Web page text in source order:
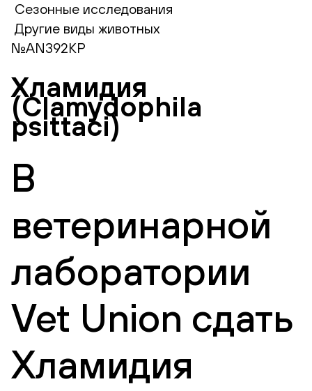
Сезонные исследования
Другие виды животных
№AN392КР
Хламидия
(Clamydophila
psittaci)
В
ветеринарной
лаборатории
Vet Union сдать
Хламидия